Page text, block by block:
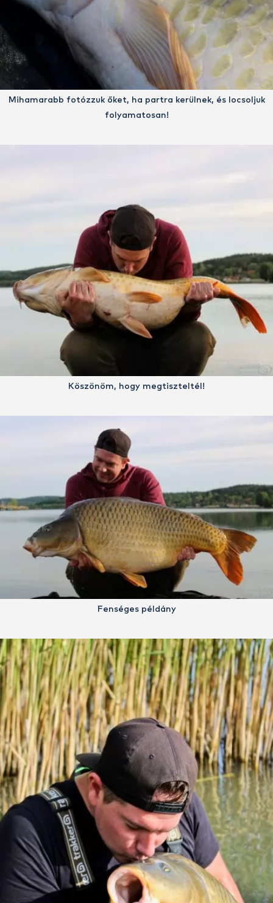
Mihamarabb fotózzuk őket, ha partra kerülnek, és locsoljuk
folyamatosan!
Köszönöm, hogy megtiszteltél!
Fenséges példány